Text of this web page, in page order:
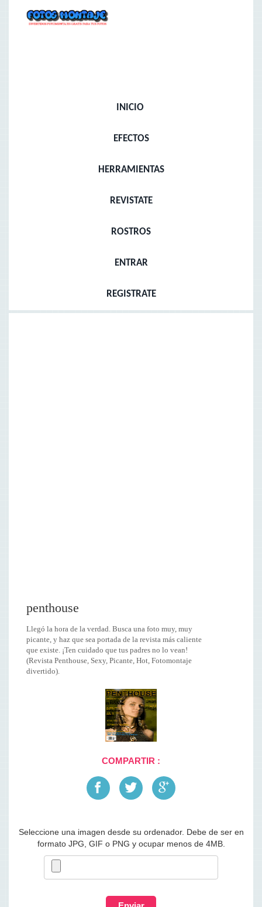
INICIO
EFECTOS
HERRAMIENTAS
REVISTATE
ROSTROS
ENTRAR
REGISTRATE
penthouse
Llegó la hora de la verdad. Busca una foto muy, muy
picante, y haz que sea portada de la revista más caliente
que existe. ¡Ten cuidado que tus padres no lo vean!
(Revista Penthouse, Sexy, Picante, Hot, Fotomontaje
divertido).
COMPARTIR :
Seleccione una imagen desde su ordenador. Debe de ser en
formato JPG, GIF o PNG y ocupar menos de 4MB.